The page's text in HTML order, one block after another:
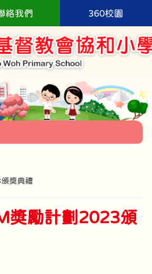
絡我們 360校園
獎典禮
獎勵計劃2023頒